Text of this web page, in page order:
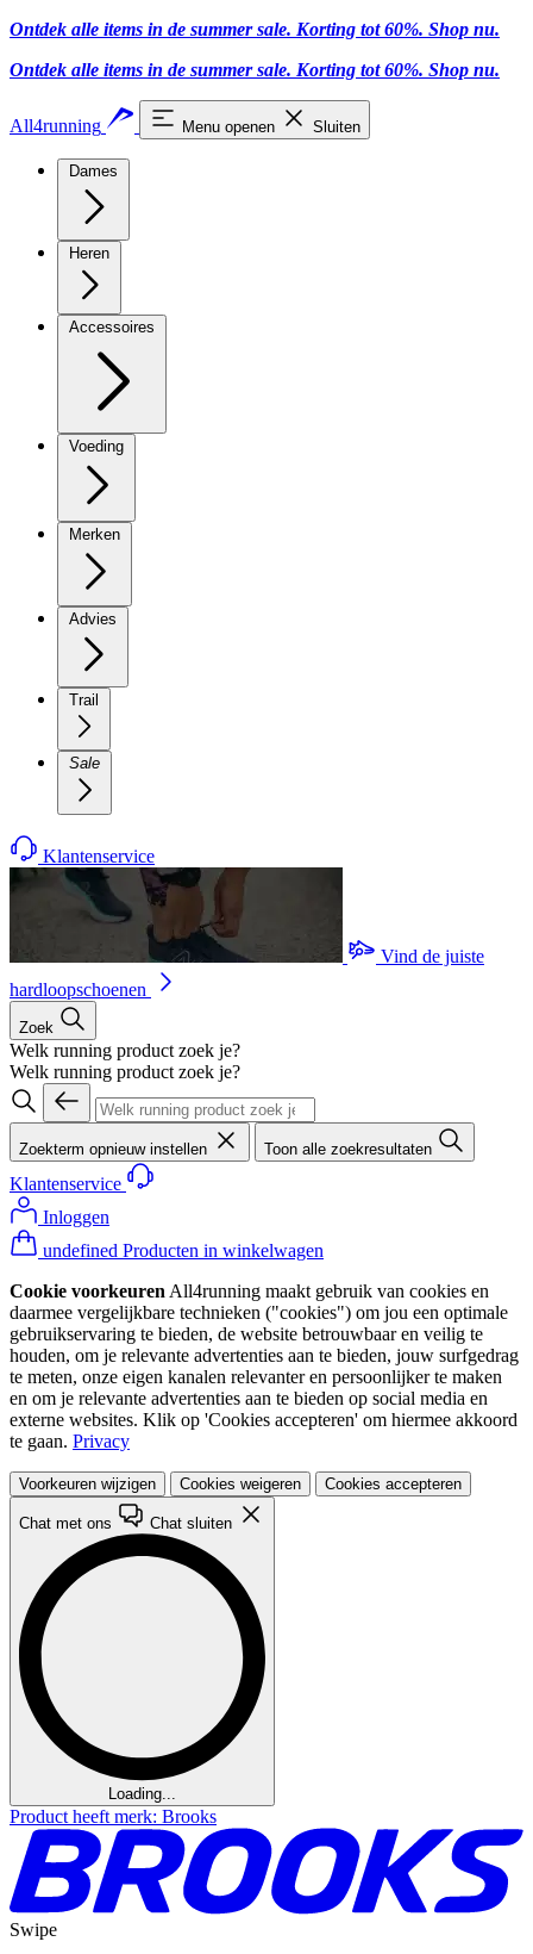
Ontdek alle items in de summer sale. Korting tot 60%. Shop nu.
Ontdek alle items in de summer sale. Korting tot 60%. Shop nu.
All4running Menu openen Sluiten
Dames
Heren
Accessoires
Voeding
Merken
Advies
Trail
Sale
Klantenservice
Vind de juiste
hardloopschoenen
Zoek
Welk running product zoek je?
Welk running product zoek je?
Zoekterm opnieuw instellen Toon alle zoekresultaten
Klantenservice
Inloggen
undefined Producten in winkelwagen
Cookie voorkeuren All4running maakt gebruik van cookies en
daarmee vergelijkbare technieken ("cookies") om jou een optimale
gebruikservaring te bieden, de website betrouwbaar en veilig te
houden, om je relevante advertenties aan te bieden, jouw surfgedrag
te meten, onze eigen kanalen relevanter en persoonlijker te maken
en om je relevante advertenties aan te bieden op social media en
externe websites. Klik op 'Cookies accepteren' om hiermee akkoord
te gaan. Privacy
Voorkeuren wijzigen Cookies weigeren Cookies accepteren
Chat met ons Chat sluiten
Loading...
Product heeft merk: Brooks
Swipe